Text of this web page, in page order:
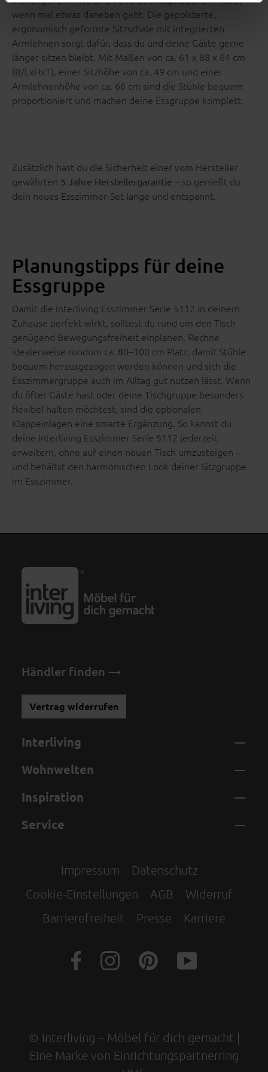
wenn mal etwas daneben geht. Die gepolsterte,
ergonomisch geformte Sitzschale mit integrierten
Armlehnen sorgt dafür, dass du und deine Gäste gerne
länger sitzen bleibt. Mit Maßen von ca. 61 x 88 x 64 cm
(B/LxHxT), einer Sitzhöhe von ca. 49 cm und einer
Armlehnenhöhe von ca. 66 cm sind die Stühle bequem
proportioniert und machen deine Essgruppe komplett.
Zusätzlich hast du die Sicherheit einer vom Hersteller
gewährten 5 Jahre Herstellergarantie – so genießt du
dein neues Esszimmer-Set lange und entspannt.
Planungstipps für deine
Essgruppe
Damit die Interliving Esszimmer Serie 5112 in deinem
Zuhause perfekt wirkt, solltest du rund um den Tisch
genügend Bewegungsfreiheit einplanen. Rechne
idealerweise rundum ca. 80–100 cm Platz, damit Stühle
bequem herausgezogen werden können und sich die
Esszimmergruppe auch im Alltag gut nutzen lässt. Wenn
du öfter Gäste hast oder deine Tischgruppe besonders
flexibel halten möchtest, sind die optionalen
Klappeinlagen eine smarte Ergänzung. So kannst du
deine Interliving Esszimmer Serie 5112 jederzeit
erweitern, ohne auf einen neuen Tisch umzusteigen –
und behältst den harmonischen Look deiner Sitzgruppe
im Esszimmer.
Händler finden
Vertrag widerrufen
Interliving
Wohnwelten
Inspiration
Service
Impressum
Datenschutz
Cookie-Einstellungen
AGB
Widerruf
Barrierefreiheit
Presse Karriere
© Interliving – Möbel für dich gemacht |
Eine Marke von Einrichtungspartnerring